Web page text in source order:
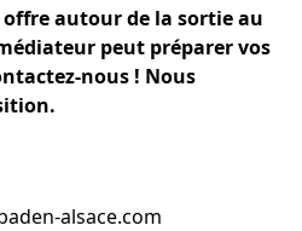
offre autour de la sortie au
peut préparer vos
nous ! Nous
alsace.com